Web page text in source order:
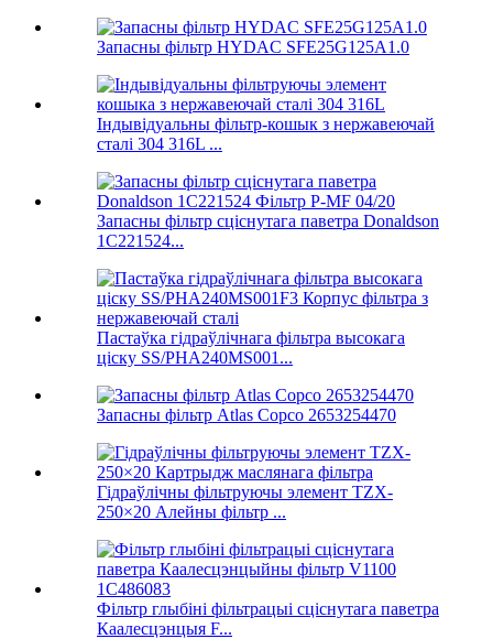
Запасны фільтр HYDAC SFE25G125A1.0
Індывідуальны фільтр-кошык з нержавеючай
сталі 304 316L ...
Запасны фільтр сціснутага паветра Donaldson
1C221524...
Пастаўка гідраўлічнага фільтра высокага
ціску SS/PHA240MS001...
Запасны фільтр Atlas Copco 2653254470
Гідраўлічны фільтруючы элемент TZX-
250×20 Алейны фільтр ...
Фільтр глыбіні фільтрацыі сціснутага паветра
Каалесцэнцыя F...